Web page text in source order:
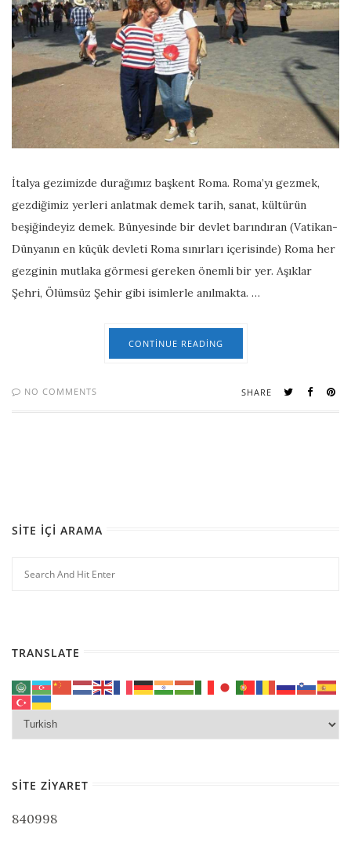
İtalya gezimizde durağımız başkent Roma. Roma’yı gezmek,
gezdiğimiz yerleri anlatmak demek tarih, sanat, kültürün
beşiğindeyiz demek. Bünyesinde bir devlet barındıran (Vatikan-
Dünyanın en küçük devleti Roma sınırları içerisinde) Roma her
gezginin mutlaka görmesi gereken önemli bir yer. Aşıklar
Şehri, Ölümsüz Şehir gibi isimlerle anılmakta. …
CONTINUE READING
NO COMMENTS SHARE
SITE İÇI ARAMA
TRANSLATE
SITE ZIYARET
840998